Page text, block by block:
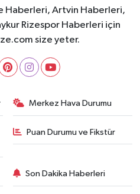
Haberleri, Artvin Haberleri,
Rizespor Haberleri için
size yeter.
Merkez Hava Durumu
Puan Durumu ve Fikstür
Son Dakika Haberleri